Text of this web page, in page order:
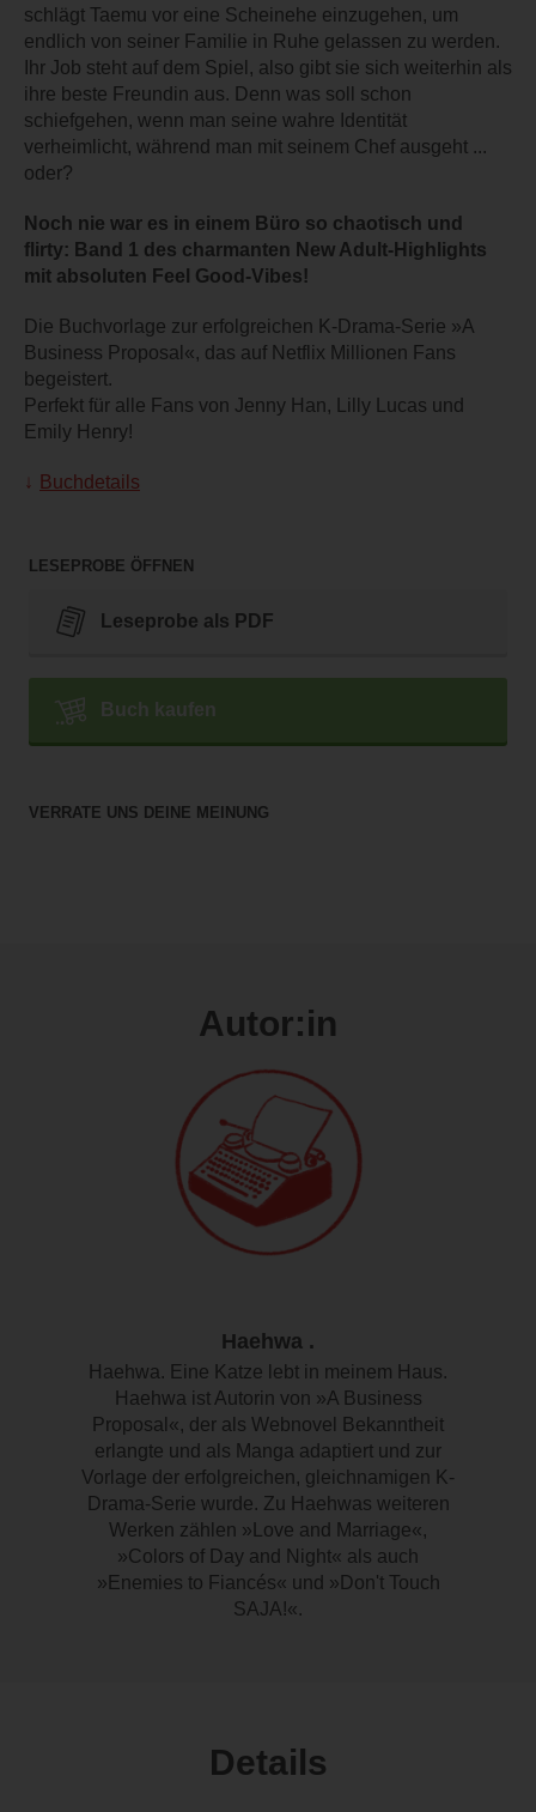
schlägt Taemu vor eine Scheinehe einzugehen, um
endlich von seiner Familie in Ruhe gelassen zu werden.
Ihr Job steht auf dem Spiel, also gibt sie sich weiterhin als
ihre beste Freundin aus. Denn was soll schon
schiefgehen, wenn man seine wahre Identität
verheimlicht, während man mit seinem Chef ausgeht ...
oder?
Noch nie war es in einem Büro so chaotisch und
flirty: Band 1 des charmanten New Adult-Highlights
mit absoluten Feel Good-Vibes!
Die Buchvorlage zur erfolgreichen K-Drama-Serie »A
Business Proposal«, das auf Netflix Millionen Fans
begeistert.
Perfekt für alle Fans von Jenny Han, Lilly Lucas und
Emily Henry!
Buchdetails
LESEPROBE ÖFFNEN
Leseprobe als PDF
Buch kaufen
VERRATE UNS DEINE MEINUNG
Autor:in
Haehwa .
Haehwa. Eine Katze lebt in meinem Haus.
Haehwa ist Autorin von »A Business
Proposal«, der als Webnovel Bekanntheit
erlangte und als Manga adaptiert und zur
Vorlage der erfolgreichen, gleichnamigen K-
Drama-Serie wurde. Zu Haehwas weiteren
Werken zählen »Love and Marriage«,
»Colors of Day and Night« als auch
»Enemies to Fiancés« und »Don't Touch
SAJA!«.
Details